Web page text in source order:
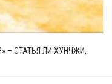
– СТАТЬЯ ЛИ ХУНЧЖИ,